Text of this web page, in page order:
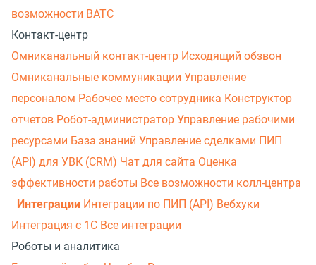
возможности ВАТС
Контакт-центр
Омниканальный контакт-центр Исходящий обзвон
Омниканальные коммуникации Управление
персоналом Рабочее место сотрудника Конструктор
отчетов Робот-администратор Управление рабочими
ресурсами База знаний Управление сделками ПИП
(API) для УВК (CRM) Чат для сайта Оценка
эффективности работы Все возможности колл-центра
Интеграции Интеграции по ПИП (API) Вебхуки
Интеграция с 1С Все интеграции
Роботы и аналитика